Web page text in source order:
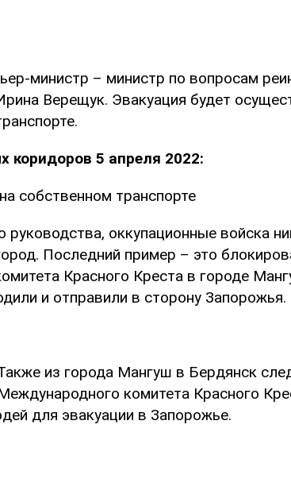
министр – министр по вопросам
Верещук. Эвакуация будет
коридоров 5 апреля 2022:
собственном транспорте
оккупационные войска
Последний пример – это
Красного Креста в городе
и отправили в сторону Запорожья.
из города Мангуш в Бердянск
комитета Красного
для эвакуации в Запорожье.